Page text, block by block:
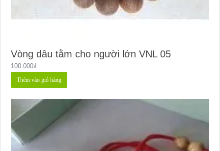
Vòng dâu tằm cho người lớn VNL 05
100.000₫
Thêm vào giỏ hàng